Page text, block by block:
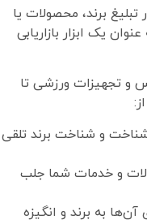
برند، محصولات یا
یک ابزار بازاریابی
و تجهیزات ورزشی تا
شناخت و شناخت برند تلقی
و خدمات شما جلب
به برند و انگیزه